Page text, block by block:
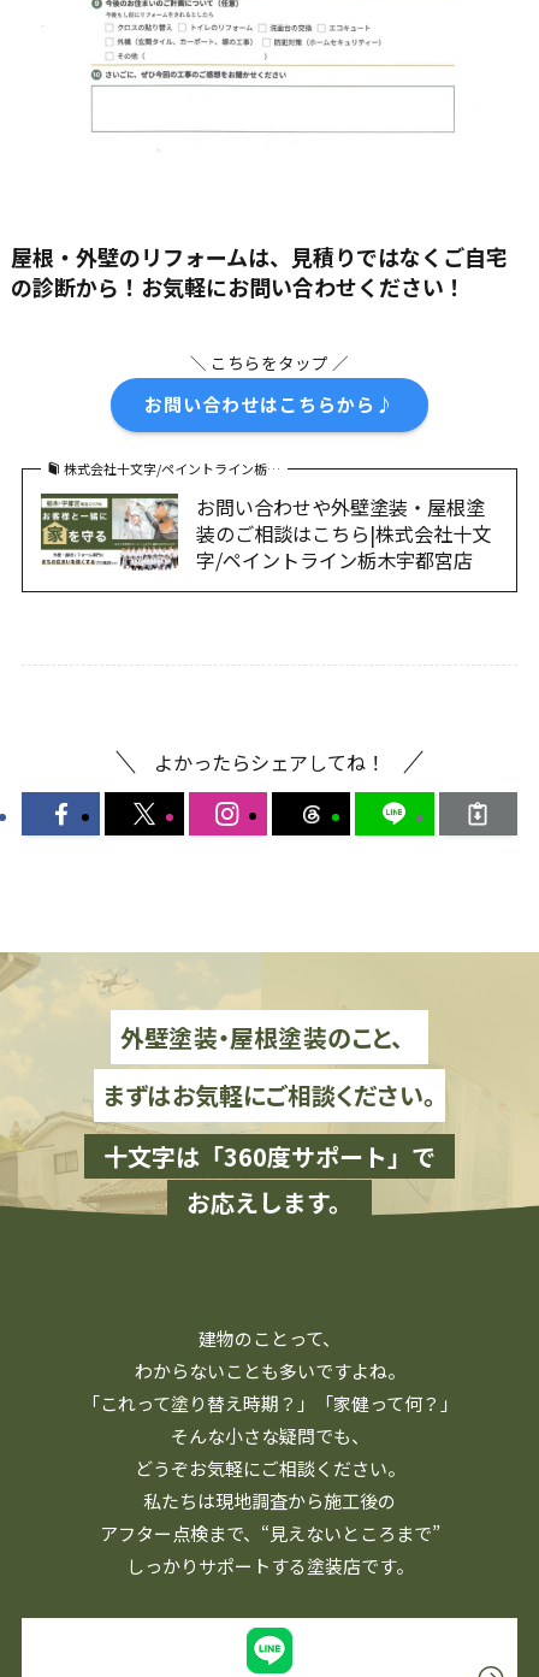
屋根・外壁のリフォームは、見積りではなくご自宅
の診断から！お気軽にお問い合わせください！
＼ こちらをタップ ／
お問い合わせはこちらから♪
株式会社十文字/ペイントライン栃…
お問い合わせや外壁塗装・屋根塗
装のご相談はこちら|株式会社十文
字/ペイントライン栃木宇都宮店
よかったらシェアしてね！
外壁塗装・屋根塗装のこと、
まずはお気軽にご相談ください。
十文字は「360度サポート」で
お応えします。
建物のことって、
わからないことも多いですよね。
「これって塗り替え時期？」「家健って何？」
そんな小さな疑問でも、
どうぞお気軽にご相談ください。
私たちは現地調査から施工後の
アフター点検まで、 “見えないところまで”
しっかりサポートする塗装店です。